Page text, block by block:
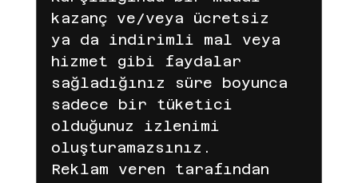
kazanç ve/veya ücretsiz
ya da indirimli mal veya
hizmet gibi faydalar
sağladığınız süre boyunca
sadece bir tüketici
olduğunuz izlenimi
oluşturamazsınız.
Reklam veren tarafından